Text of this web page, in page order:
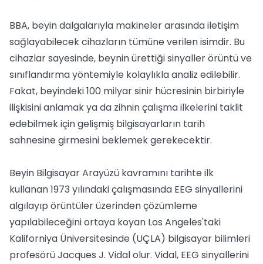
BBA, beyin dalgalarıyla makineler arasında iletişim
sağlayabilecek cihazların tümüne verilen isimdir. Bu
cihazlar sayesinde, beynin ürettiği sinyaller örüntü ve
sınıflandırma yöntemiyle kolaylıkla analiz edilebilir.
Fakat, beyindeki 100 milyar sinir hücresinin birbiriyle
ilişkisini anlamak ya da zihnin çalışma ilkelerini taklit
edebilmek için gelişmiş bilgisayarların tarih
sahnesine girmesini beklemek gerekecektir.
Beyin Bilgisayar Arayüzü kavramını tarihte ilk
kullanan 1973 yılındaki çalışmasında EEG sinyallerini
algılayıp örüntüler üzerinden çözümleme
yapılabileceğini ortaya koyan Los Angeles'taki
Kaliforniya Üniversitesinde (UÇLA) bilgisayar bilimleri
profesörü Jacques J. Vidal olur. Vidal, EEG sinyallerini